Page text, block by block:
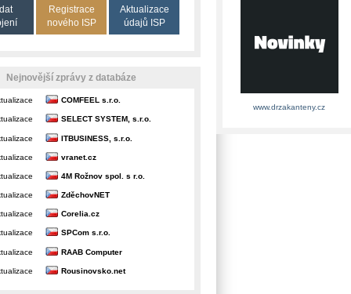
Registrace
nového ISP
Aktualizace
údajů ISP
Nejnovější zprávy z databáze
COMFEEL s.r.o.
SELECT SYSTEM, s.r.o.
ITBUSINESS, s.r.o.
vranet.cz
4M Rožnov spol. s r.o.
ZděchovNET
Corelia.cz
SPCom s.r.o.
RAAB Computer
Rousinovsko.net
www.drzakanteny.cz